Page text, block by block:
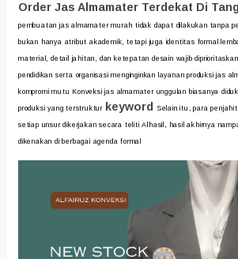
Order Jas Almamater Terdekat Di
pembuatan jas almamater murah tidak dapat dilakukan tanpa
bukan hanya atribut akademik, tetapi juga identitas formal
material, detail jahitan, dan ketepatan desain wajib
pendidikan serta organisasi menginginkan layanan produksi jas
kompromi mutu Konveksi jas almamater unggulan biasanya
produksi yang terstruktur keyword Selain itu, para
setiap unsur dikerjakan secara teliti Alhasil, hasil akhirnya
dikenakan di berbagai agenda formal